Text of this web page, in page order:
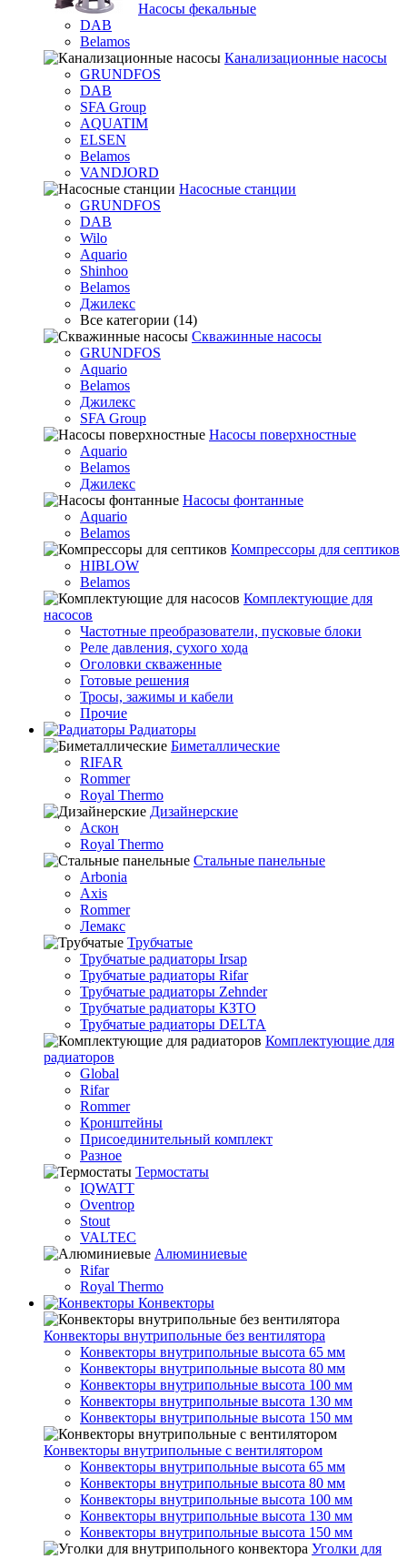
Насосы фекальные
DAB
Belamos
Канализационные насосы
GRUNDFOS
DAB
SFA Group
AQUATIM
ELSEN
Belamos
VANDJORD
Насосные станции
GRUNDFOS
DAB
Wilo
Aquario
Shinhoo
Belamos
Джилекс
Все категории (14)
Скважинные насосы
GRUNDFOS
Aquario
Belamos
Джилекс
SFA Group
Насосы поверхностные
Aquario
Belamos
Джилекс
Насосы фонтанные
Aquario
Belamos
Компрессоры для септиков
HIBLOW
Belamos
Комплектующие для
насосов
Частотные преобразователи, пусковые блоки
Реле давления, сухого хода
Оголовки скваженные
Готовые решения
Тросы, зажимы и кабели
Прочие
Радиаторы
Биметаллические
RIFAR
Rommer
Royal Thermo
Дизайнерские
Аскон
Royal Thermo
Стальные панельные
Arbonia
Axis
Rommer
Лемакс
Трубчатые
Трубчатые радиаторы Irsap
Трубчатые радиаторы Rifar
Трубчатые радиаторы Zehnder
Трубчатые радиаторы КЗТО
Трубчатые радиаторы DELTA
Комплектующие для
радиаторов
Global
Rifar
Rommer
Кронштейны
Присоединительный комплект
Разное
Термостаты
IQWATT
Oventrop
Stout
VALTEC
Алюминиевые
Rifar
Royal Thermo
Конвекторы
Конвекторы внутрипольные без вентилятора
Конвекторы внутрипольные высота 65 мм
Конвекторы внутрипольные высота 80 мм
Конвекторы внутрипольные высота 100 мм
Конвекторы внутрипольные высота 130 мм
Конвекторы внутрипольные высота 150 мм
Конвекторы внутрипольные с вентилятором
Конвекторы внутрипольные высота 65 мм
Конвекторы внутрипольные высота 80 мм
Конвекторы внутрипольные высота 100 мм
Конвекторы внутрипольные высота 130 мм
Конвекторы внутрипольные высота 150 мм
Уголки для